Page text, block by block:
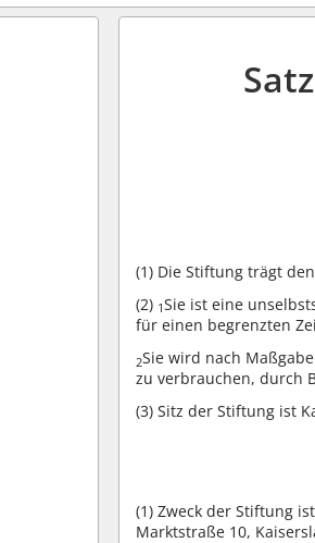
(1) Die Stiftung trägt
(2) 1Sie ist eine
für einen begrenzten
2Sie wird nach
zu verbrauchen, durch
(3) Sitz der Stiftung ist
(1) Zweck der Stiftung
Marktstraße 10,